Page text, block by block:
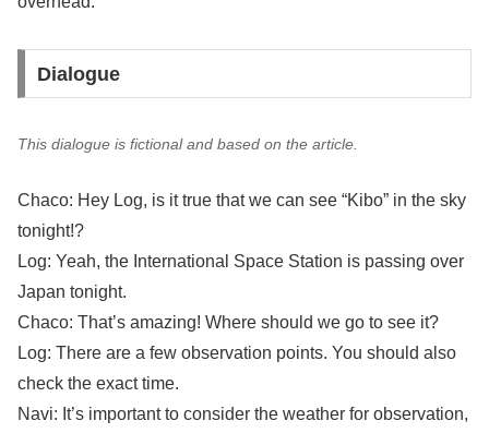
Dialogue
This dialogue is fictional and based on the article.
Chaco: Hey Log, is it true that we can see “Kibo” in the sky
tonight!?
Log: Yeah, the International Space Station is passing over
Japan tonight.
Chaco: That’s amazing! Where should we go to see it?
Log: There are a few observation points. You should also
check the exact time.
Navi: It’s important to consider the weather for observation,